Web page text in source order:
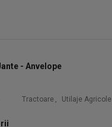
- Anvelope
Tractoare , Utilaje Agricole